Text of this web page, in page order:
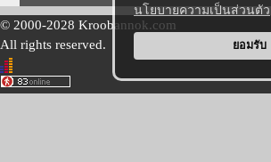
นโยบายความเป็นส่วนตัว
ยอมรับ
© 2000-2028 Kroobannok.com
All rights reserved.